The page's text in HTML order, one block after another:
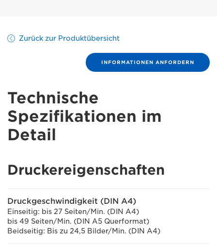
Zurück zur Produktübersicht
INFORMATIONEN ANFORDERN
Technische
Spezifikationen im
Detail
Druckereigenschaften
Druckgeschwindigkeit (DIN A4)
Einseitig: bis 27 Seiten/Min. (DIN A4)
bis 49 Seiten/Min. (DIN A5 Querformat)
Beidseitig: Bis zu 24,5 Bilder/Min. (DIN A4)